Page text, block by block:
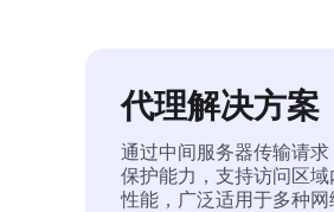
代理解决方案
通过中间服务器传输请
保护能力，支持访问区
性能，广泛适用于多种网